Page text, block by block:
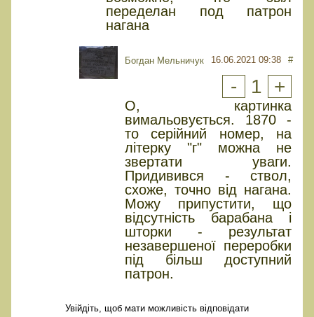
переделан под патрон
нагана
Богдан Мельничук 16.06.2021 09:38 #
- 1 +
О, картинка
вимальовується. 1870 -
то серійний номер, на
літерку "г" можна не
звертати уваги.
Придивився - ствол,
схоже, точно від нагана.
Можу припустити, що
відсутність барабана і
шторки - результат
незавершеної переробки
під більш доступний
патрон.
Увійдіть, щоб мати можливість відповідати